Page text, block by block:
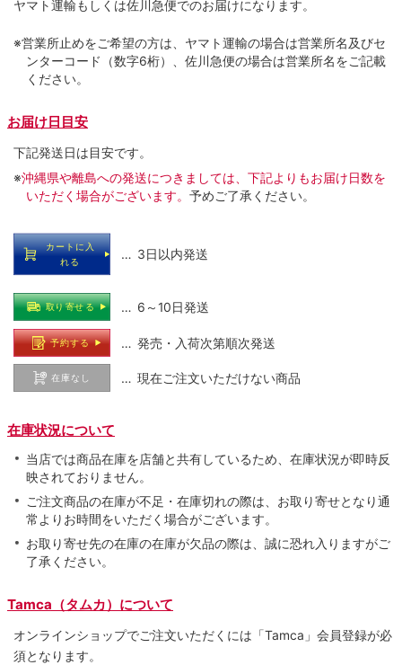
ヤマト運輸もしくは佐川急便でのお届けになります。
※営業所止めをご希望の方は、ヤマト運輸の場合は営業所名及びセ
ンターコード（数字6桁）、佐川急便の場合は営業所名をご記載
ください。
お届け日目安
下記発送日は目安です。
※沖縄県や離島への発送につきましては、下記よりもお届け日数を
いただく場合がございます。 予めご了承ください。
カートに入
れる
… 3日以内発送
取り寄せる … 6～10日発送
予約する … 発売・入荷次第順次発送
在庫なし … 現在ご注文いただけない商品
在庫状況について
当店では商品在庫を店舗と共有しているため、在庫状況が即時反
映されておりません。
ご注文商品の在庫が不足・在庫切れの際は、お取り寄せとなり通
常よりお時間をいただく場合がございます。
お取り寄せ先の在庫の在庫が欠品の際は、誠に恐れ入りますがご
了承ください。
Tamca（タムカ）について
オンラインショップでご注⽂いただくには「Tamca」会員登録が必
須となります。